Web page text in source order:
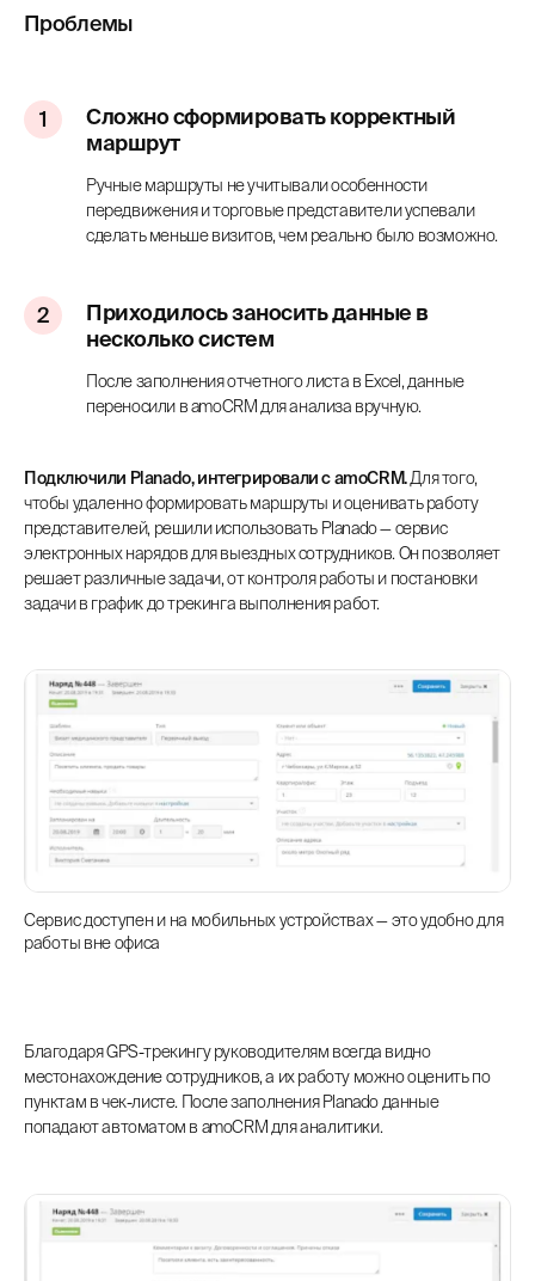
Проблемы
Сложно сформировать корректный
маршрут
Ручные маршруты не учитывали особенности
передвижения и торговые представители успевали
сделать меньше визитов, чем реально было возможно.
Приходилось заносить данные в
несколько систем
После заполнения отчетного листа в Excel, данные
переносили в amoCRM для анализа вручную.
Подключили Planado, интегрировали с amoCRM.Для того,
чтобы удаленно формировать маршруты и оценивать работу
представителей, решили использовать Planado — сервис
электронных нарядов для выездных сотрудников. Он позволяет
решает различные задачи, от контроля работы и постановки
задачи в график до трекинга выполнения работ.
Сервис доступен и на мобильных устройствах — это удобно для
работы вне офиса
Благодаря GPS-трекингу руководителям всегда видно
местонахождение сотрудников, а их работу можно оценить по
пунктам в чек-листе. После заполнения Planado данные
попадают автоматом в amoCRM для аналитики.